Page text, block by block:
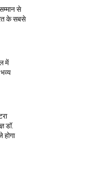
से
के सबसे
में
डॉ.
होगा